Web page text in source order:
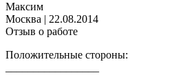
Максим
Москва | 22.08.2014
Отзыв о работе
Положительные стороны: